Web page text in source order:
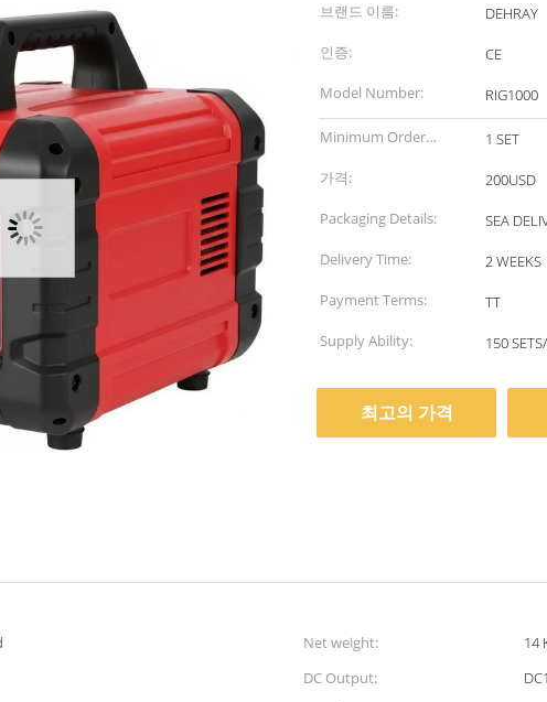
브랜드 이름:
DEHRAY
인증:
CE
Model Number:
RIG1000
Minimum Order
Quantity:
1 SET
가격:
200USD
Packaging Details:
SEA
Delivery Time:
2 WEEKS
Payment Terms:
TT
Supply Ability:
150
최고의 가격
Net weight:
14
DC Output: